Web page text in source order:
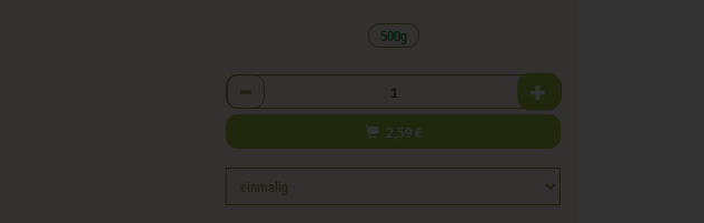
500g
Anzahl
2,59 €